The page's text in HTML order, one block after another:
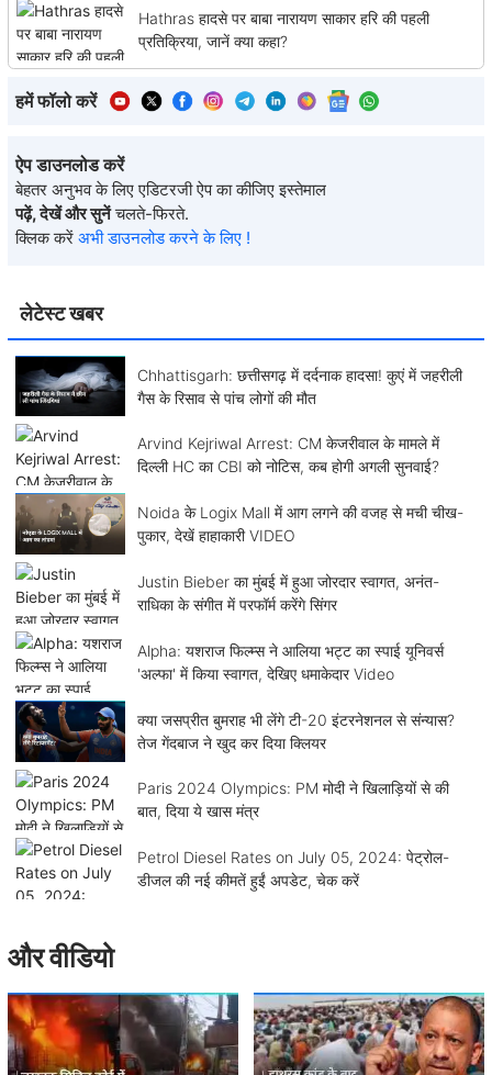
लेटेस्ट खबर
Chhattisgarh: छत्तीसगढ़ में दर्दनाक हादसा! कुएं में जहरीली
गैस के रिसाव से पांच लोगों की मौत
Arvind Kejriwal Arrest: CM केजरीवाल के मामले में
दिल्ली HC का CBI को नोटिस, कब होगी अगली सुनवाई?
Noida के Logix Mall में आग लगने की वजह से मची चीख-
पुकार, देखें हाहाकारी VIDEO
Justin Bieber का मुंबई में हुआ जोरदार स्वागत, अनंत-
राधिका के संगीत में परफॉर्म करेंगे सिंगर
Alpha: यशराज फिल्म्स ने आलिया भट्ट का स्पाई यूनिवर्स
'अल्फा' में किया स्वागत, देखिए धमाकेदार Video
क्या जसप्रीत बुमराह भी लेंगे टी-20 इंटरनेशनल से संन्यास?
तेज गेंदबाज ने खुद कर दिया क्लियर
Paris 2024 Olympics: PM मोदी ने खिलाड़ियों से की
बात, दिया ये खास मंत्र
Petrol Diesel Rates on July 05, 2024: पेट्रोल-
डीजल की नई कीमतें हुईं अपडेट, चेक करें
Hathras हादसे पर बाबा नारायण साकार हरि की पहली
प्रतिक्रिया, जानें क्या कहा?
हमें फॉलो करें
ऐप डाउनलोड करें
बेहतर अनुभव के लिए एडिटरजी ऐप का कीजिए इस्तेमाल
पढ़ें, देखें और सुनें चलते-फिरते.
क्लिक करें अभी डाउनलोड करने के लिए !
और वीडियो